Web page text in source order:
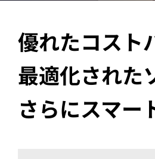
サイエンスカメラ
Teledyne Photometorics
産業用カメラレンズ
画像入力ボード
優れたコスト
最適化された
さらにスマー